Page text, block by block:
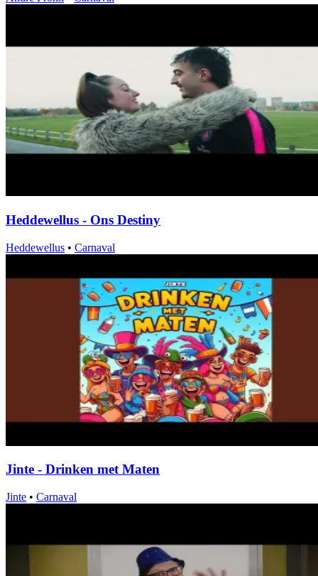
Heddewellus - Ons Destiny
Heddewellus • Carnaval
Jinte - Drinken met Maten
Jinte • Carnaval